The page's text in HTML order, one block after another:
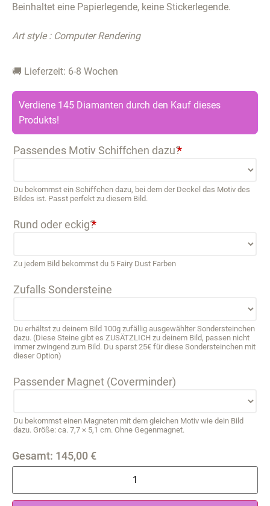
Beinhaltet eine Papierlegende, keine Stickerlegende.
Art style : Computer Rendering
🚚 Lieferzeit: 6-8 Wochen
Verdiene 145 Diamanten durch den Kauf dieses
Produkts!
Passendes Motiv Schiffchen dazu?*
Du bekommst ein Schiffchen dazu, bei dem der Deckel das Motiv des
Bildes ist. Passt perfekt zu diesem Bild.
Rund oder eckig?*
Zu jedem Bild bekommst du 5 Fairy Dust Farben
Zufalls Sondersteine
Du erhältst zu deinem Bild 100g zufällig ausgewählter Sondersteinchen
dazu. (Diese Steine gibt es ZUSÄTZLICH zu deinem Bild, passen nicht
immer zwingend zum Bild. Du sparst 25€ für diese Sondersteinchen mit
dieser Option)
Passender Magnet (Coverminder)
Du bekommst einen Magneten mit dem gleichen Motiv wie dein Bild
dazu. Größe: ca. 7,7 × 5,1 cm. Ohne Gegenmagnet.
Gesamt: 145,00 €